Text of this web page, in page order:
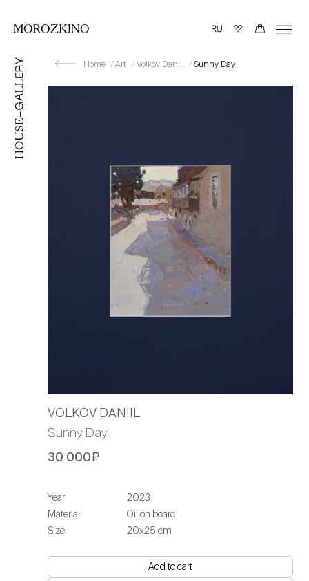
Home Art Volkov Daniil Sunny Day
VOLKOV DANIIL
Sunny Day
30 000₽
Year:
2023
Material:
Oil on board
Size:
20х25 cm
Add to cart